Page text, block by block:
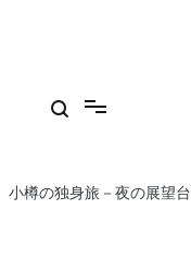
小樽の独身旅－夜の展望台